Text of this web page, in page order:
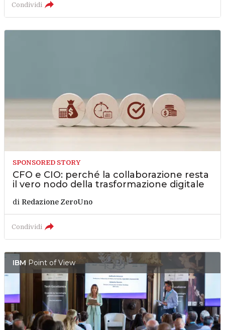
Condividi
SPONSORED STORY
CFO e CIO: perché la collaborazione resta
il vero nodo della trasformazione digitale
di Redazione ZeroUno
Condividi
IBMPoint of View